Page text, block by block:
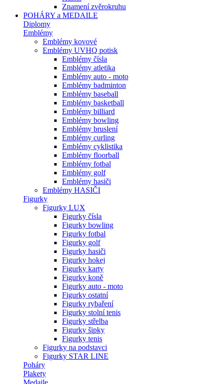
Znamení zvěrokruhu
POHÁRY a MEDAILE
Diplomy
Emblémy
Emblémy kovové
Emblémy UVHQ potisk
Emblémy čísla
Emblémy atletika
Emblémy auto - moto
Emblémy badminton
Emblémy baseball
Emblémy basketball
Emblémy billiard
Emblémy bowling
Emblémy bruslení
Emblémy curling
Emblémy cyklistika
Emblémy floorball
Emblémy fotbal
Emblémy golf
Emblémy hasiči
Emblémy HASIČI
Figurky
Figurky LUX
Figurky čísla
Figurky bowling
Figurky fotbal
Figurky golf
Figurky hasiči
Figurky hokej
Figurky karty
Figurky koně
Figurky auto - moto
Figurky ostatní
Figurky rybaření
Figurky stolní tenis
Figurky střelba
Figurky šipky
Figurky tenis
Figurky na podstavci
Figurky STAR LINE
Poháry
Plakety
Medaile